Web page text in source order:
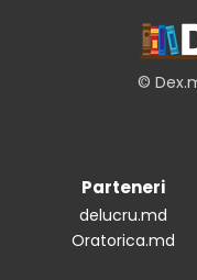
©
Parteneri
delucru.md
Oratorica.md